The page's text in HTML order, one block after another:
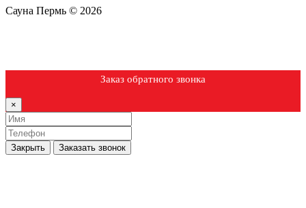
Сауна Пермь © 2026
Заказ обратного звонка
×
Закрыть Заказать звонок